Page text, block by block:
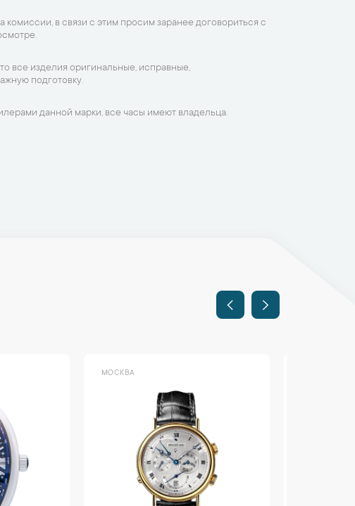
комиссии, в связи с этим просим заранее договориться с
все изделия оригинальные, исправные,
подготовку.
данной марки, все часы имеют владельца.
МОСКВА